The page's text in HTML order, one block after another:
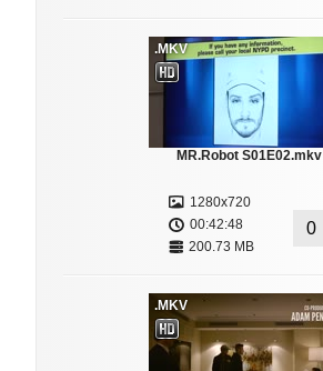
.MKV
MR.Robot S01E02.mkv
1280x720
00:42:48
200.73 MB
0
.MKV